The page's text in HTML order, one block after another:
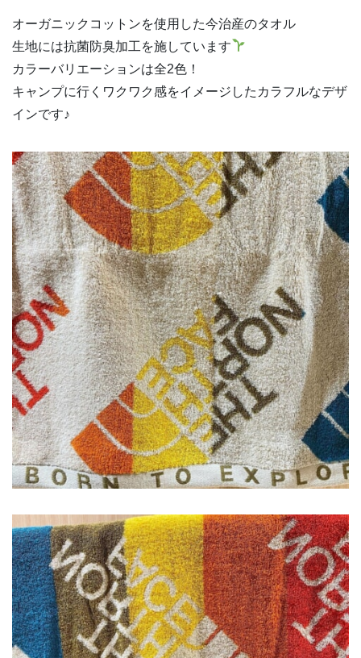
オーガニックコットンを使用した今治産のタオル
生地には抗菌防臭加工を施しています
カラーバリエーションは全2色！
キャンプに行くワクワク感をイメージしたカラフルなデザ
インです♪